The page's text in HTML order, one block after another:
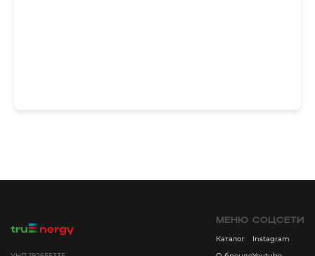
МЕНЮ
Каталог
СОЦСЕТИ
Instagram